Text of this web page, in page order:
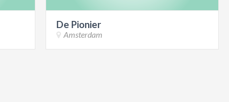
De Pionier
Amsterdam